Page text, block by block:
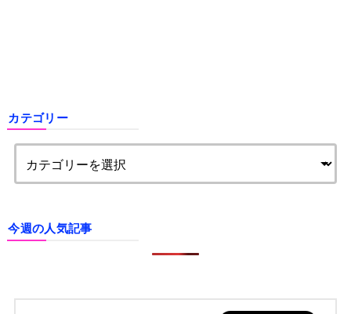
カテゴリー
今週の人気記事